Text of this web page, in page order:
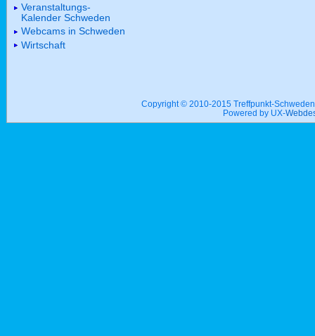
Veranstaltungs-
Kalender Schweden
Webcams in Schweden
Wirtschaft
Copyright © 2010-2015 Treffpunkt-
Powered by UX-